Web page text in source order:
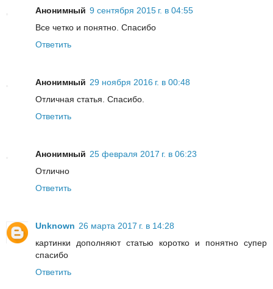
Анонимный 9 сентября 2015 г. в 04:55
Все четко и понятно. Спасибо
Ответить
Анонимный 29 ноября 2016 г. в 00:48
Отличная статья. Спасибо.
Ответить
Анонимный 25 февраля 2017 г. в 06:23
Отлично
Ответить
Unknown 26 марта 2017 г. в 14:28
картинки дополняют статью коротко и понятно супер
спасибо
Ответить